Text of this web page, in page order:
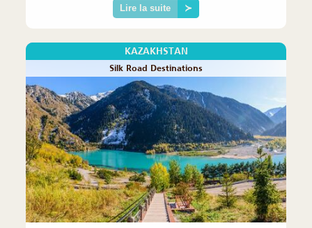
Lire la suite ≻
KAZAKHSTAN
Silk Road Destinations